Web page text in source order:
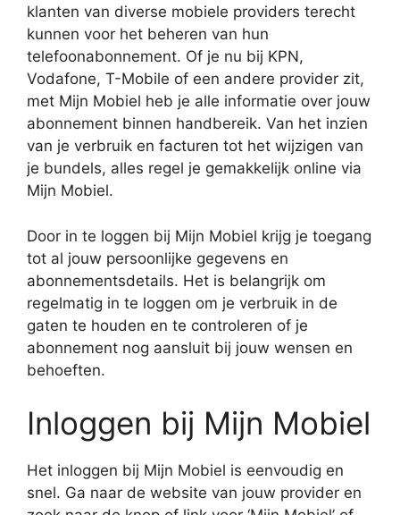
klanten van diverse mobiele providers terecht
kunnen voor het beheren van hun
telefoonabonnement. Of je nu bij KPN,
Vodafone, T-Mobile of een andere provider zit,
met Mijn Mobiel heb je alle informatie over jouw
abonnement binnen handbereik. Van het inzien
van je verbruik en facturen tot het wijzigen van
je bundels, alles regel je gemakkelijk online via
Mijn Mobiel.
Door in te loggen bij Mijn Mobiel krijg je toegang
tot al jouw persoonlijke gegevens en
abonnementsdetails. Het is belangrijk om
regelmatig in te loggen om je verbruik in de
gaten te houden en te controleren of je
abonnement nog aansluit bij jouw wensen en
behoeften.
Inloggen bij Mijn Mobiel
Het inloggen bij Mijn Mobiel is eenvoudig en
snel. Ga naar de website van jouw provider en